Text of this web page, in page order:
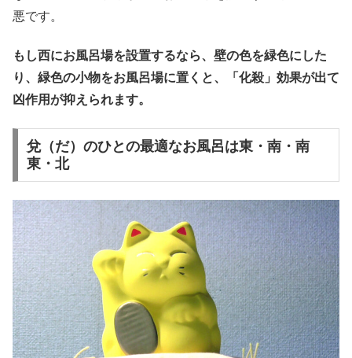
悪です。
もし西にお風呂場を設置するなら、壁の色を緑色にした
り、緑色の小物をお風呂場に置くと、「化殺」効果が出て
凶作用が抑えられます。
兌（だ）のひとの最適なお風呂は東・南・南
東・北